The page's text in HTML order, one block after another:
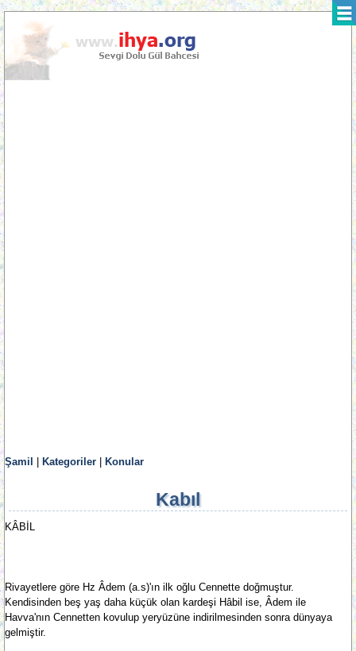
Şamil Kategoriler Konular
Kabıl
KÂBİL
Rivayetlere göre Hz Âdem (a.s)'ın ilk oğlu Cennette doğmuştur.
Kendisinden beş yaş daha küçük olan kardeşi Hâbil ise, Âdem ile
Havva'nın Cennetten kovulup yeryüzüne indirilmesinden sonra dünyaya
gelmiştir.